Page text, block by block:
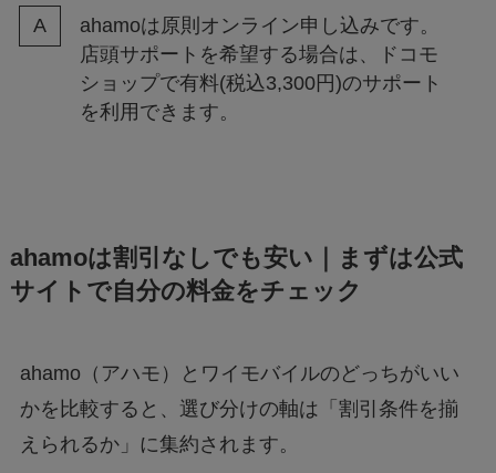
ahamoは原則オンライン申し込みです。
店頭サポートを希望する場合は、ドコモ
ショップで有料(税込3,300円)のサポート
を利用できます。
ahamoは割引なしでも安い｜まずは公式
サイトで自分の料金をチェック
ahamo（アハモ）とワイモバイルのどっちがいい
かを比較すると、選び分けの軸は「割引条件を揃
えられるか」に集約されます。